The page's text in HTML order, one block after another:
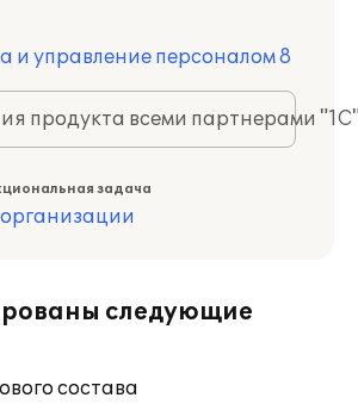
и управление персоналом 8
продукта всеми партнерами
задача
следующие
состава